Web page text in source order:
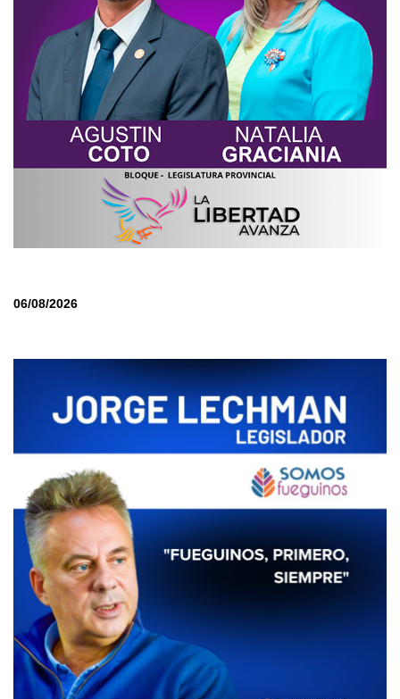
06/08/2026